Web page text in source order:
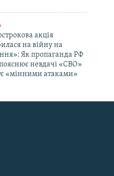
акція
на війну на
Як пропаганда РФ
невдачі «СВО»
«мінними атаками»